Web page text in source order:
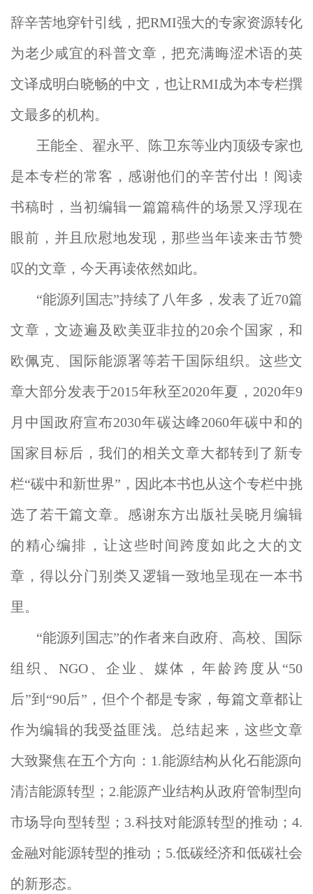
辞辛苦地穿针引线，把RMI强大的专家资源转化
为老少咸宜的科普文章，把充满晦涩术语的英
文译成明白晓畅的中文，也让RMI成为本专栏撰
文最多的机构。
王能全、翟永平、陈卫东等业内顶级专家也
是本专栏的常客，感谢他们的辛苦付出！阅读
书稿时，当初编辑一篇篇稿件的场景又浮现在
眼前，并且欣慰地发现，那些当年读来击节赞
叹的文章，今天再读依然如此。
“能源列国志”持续了八年多，发表了近70篇
文章，文迹遍及欧美亚非拉的20余个国家，和
欧佩克、国际能源署等若干国际组织。这些文
章大部分发表于2015年秋至2020年夏，2020年9
月中国政府宣布2030年碳达峰2060年碳中和的
国家目标后，我们的相关文章大都转到了新专
栏“碳中和新世界”，因此本书也从这个专栏中挑
选了若干篇文章。感谢东方出版社吴晓月编辑
的精心编排，让这些时间跨度如此之大的文
章，得以分门别类又逻辑一致地呈现在一本书
里。
“能源列国志”的作者来自政府、高校、国际
组织、NGO、企业、媒体，年龄跨度从“50
后”到“90后”，但个个都是专家，每篇文章都让
作为编辑的我受益匪浅。总结起来，这些文章
大致聚焦在五个方向：1.能源结构从化石能源向
清洁能源转型；2.能源产业结构从政府管制型向
市场导向型转型；3.科技对能源转型的推动；4.
金融对能源转型的推动；5.低碳经济和低碳社会
的新形态。